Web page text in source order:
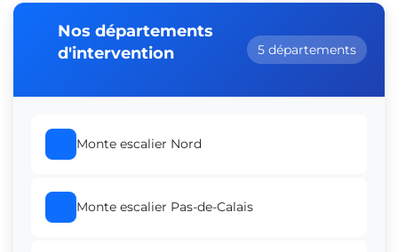
Nos départements
d'intervention
5 départements
Monte escalier Nord
Monte escalier Pas-de-Calais